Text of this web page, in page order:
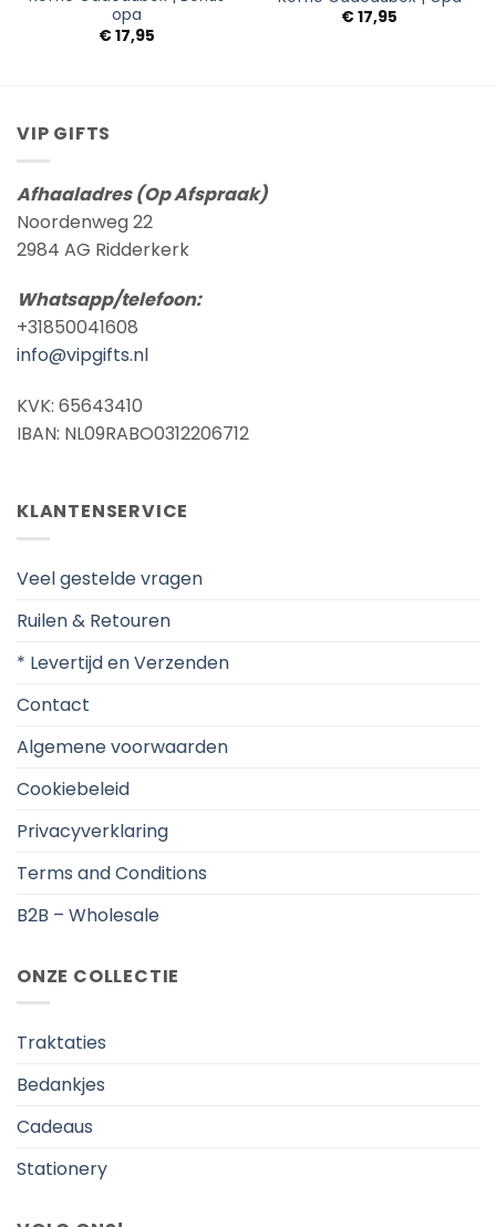
opa
€17,95
€17,95
VIP GIFTS
Afhaaladres (Op Afspraak)
Noordenweg 22
2984 AG Ridderkerk
Whatsapp/telefoon:
+31850041608
info@vipgifts.nl
KVK: 65643410
IBAN: NL09RABO0312206712
KLANTENSERVICE
Veel gestelde vragen
Ruilen & Retouren
* Levertijd en Verzenden
Contact
Algemene voorwaarden
Cookiebeleid
Privacyverklaring
Terms and Conditions
B2B – Wholesale
ONZE COLLECTIE
Traktaties
Bedankjes
Cadeaus
Stationery